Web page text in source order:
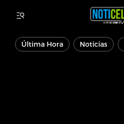
Última Hora Noticias